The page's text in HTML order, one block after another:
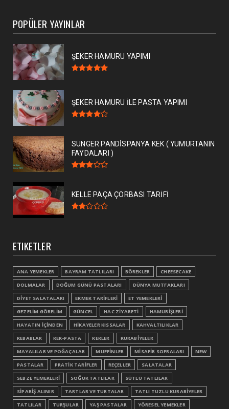
POPÜLER YAYINLAR
ŞEKER HAMURU YAPIMI
ŞEKER HAMURU İLE PASTA YAPIMI
SÜNGER PANDİSPANYA KEK ( YUMURTANIN
FAYDALARI )
KELLE PAÇA ÇORBASI TARİFİ
ETIKETLER
ANA YEMEKLER BAYRAM TATLILARI BÖREKLER
CHEESECAKE
DOLMALAR
DOĞUM GÜNÜ PASTALARI
DÜNYA MUTFAKLARI
DİYET SALATALARI
EKMEK TARİFLERİ
ET YEMEKLERİ
GEZELİM GÖRELİM
GÜNCEL HAC ZİYARETİ
HAMURİŞLERİ
HAYATIN İÇİNDEN
HİKAYELER KISSALAR
KAHVALTILIKLAR
KEBABLAR
KEK-PASTA KEKLER
KURABİYELER
MAYALILAR VE POĞAÇALAR
MUFFİNLER MİSAFİR SOFRALARI
NEW
PASTALAR
PRATİK TARİFLER REÇELLER
SALATALAR
SEBZE YEMEKLERİ
SOĞUK TATLILAR
SÜTLÜ TATLILAR
SİPARİŞ ALINIR
TARTLAR VE TURTALAR
TATLI TUZLU KURABİYELER
TATLILAR
TURŞULAR YAŞ PASTALAR YÖRESEL YEMEKLER